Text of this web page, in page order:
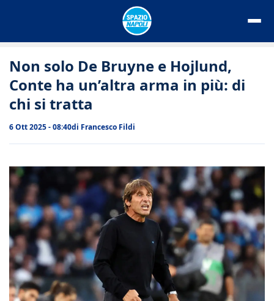
Non solo De Bruyne e Hojlund,
Conte ha un’altra arma in più: di
chi si tratta
6 Ott 2025 - 08:40di Francesco Fildi